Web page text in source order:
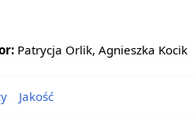
Patrycja Orlik, Agnieszka Kocik
Jakość